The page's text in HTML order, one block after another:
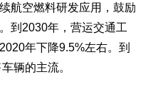
航空燃料研发应用，鼓励
到2030年，营运交通工
年下降9.5%左右。到
辆的主流。